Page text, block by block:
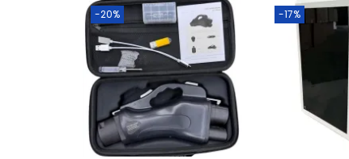
-20% -17%